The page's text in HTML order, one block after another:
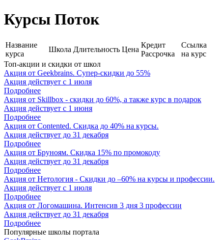
Курсы Поток
Название
курса
Школа Длительность Цена
Кредит
Рассрочка
Ссылка
на курс
Топ-акции и скидки от школ
Акция от Geekbrains. Супер-скидки до 55%
Акция действует с 1 июля
Подробнее
Акция от Skillbox - скидки до 60%, а также курс в подарок
Акция действует c 1 июня
Подробнее
Акция от Contented. Скидка до 40% на курсы.
Акция действует до 31 декабря
Подробнее
Акция от Бруноям. Скидка 15% по промокоду
Акция действует до 31 декабря
Подробнее
Акция от Нетология - Скидки до –60% на курсы и профессии.
Акция действует с 1 июля
Подробнее
Акция от Логомашина. Интенсив 3 дня 3 профессии
Акция действует до 31 декабря
Подробнее
Популярные школы портала